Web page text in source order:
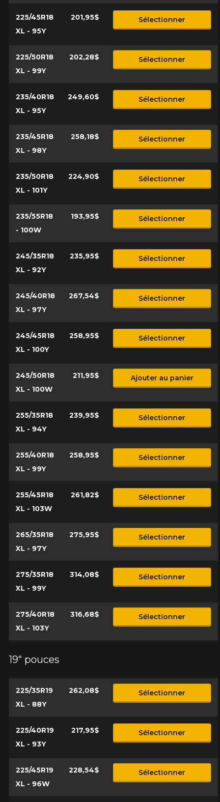
225/45R18
XL - 95Y
201,95$ Sélectionner
225/50R18
XL - 99Y
202,28$ Sélectionner
235/40R18
XL - 95Y
249,60$ Sélectionner
235/45R18
XL - 98Y
258,18$ Sélectionner
235/50R18
XL - 101Y
224,90$ Sélectionner
235/55R18
- 100W
193,95$ Sélectionner
245/35R18
XL - 92Y
235,95$ Sélectionner
245/40R18
XL - 97Y
267,54$ Sélectionner
245/45R18
XL - 100Y
258,95$ Sélectionner
245/50R18
XL - 100W
211,95$ Ajouter au panier
255/35R18
XL - 94Y
239,95$ Sélectionner
255/40R18
XL - 99Y
258,95$ Sélectionner
255/45R18
XL - 103W
261,82$ Sélectionner
265/35R18
XL - 97Y
275,95$ Sélectionner
275/35R18
XL - 99Y
314,08$ Sélectionner
275/40R18
XL - 103Y
316,68$ Sélectionner
19" pouces
225/35R19
XL - 88Y
262,08$ Sélectionner
225/40R19
XL - 93Y
217,95$ Sélectionner
225/45R19
XL - 96W
228,54$ Sélectionner